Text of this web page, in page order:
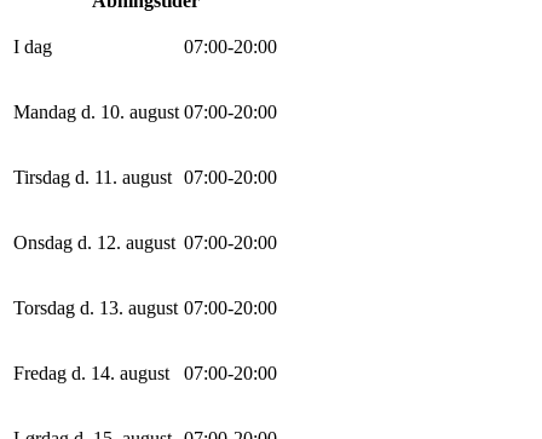
I dag 07:00-20:00
Mandag d. 10. august 07:00-20:00
Tirsdag d. 11. august 07:00-20:00
Onsdag d. 12. august 07:00-20:00
Torsdag d. 13. august 07:00-20:00
Fredag d. 14. august 07:00-20:00